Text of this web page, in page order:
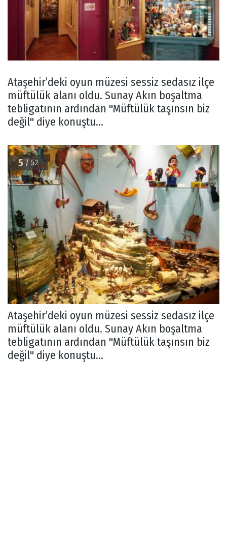
Ataşehir’deki oyun müzesi sessiz sedasız ilçe
müftülük alanı oldu. Sunay Akın boşaltma
tebligatının ardından "Müftülük taşınsın biz
değil" diye konuştu...
5/ 52
Ataşehir’deki oyun müzesi sessiz sedasız ilçe
müftülük alanı oldu. Sunay Akın boşaltma
tebligatının ardından "Müftülük taşınsın biz
değil" diye konuştu...